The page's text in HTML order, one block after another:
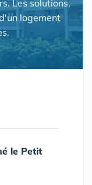
Les solutions,
logement
le Petit